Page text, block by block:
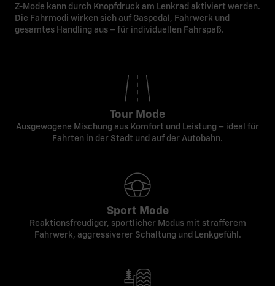
Z-Mode kann durch Knopfdruck am Lenkrad aktiviert werden.
Die Fahrmodi wirken sich auf Gaspedal, Fahrwerk und
gesamtes Handling aus – für individuellen Fahrspaß.
Tour Mode
Ausgewogene Mischung aus Komfort und Leistung – ideal für
Fahrten in der Stadt und auf der Autobahn.
Sport Mode
Reaktionsfreudiger, sportlicher Modus mit strafferem
Fahrwerk, aggressiverer Schaltung und Lenkgefühl.